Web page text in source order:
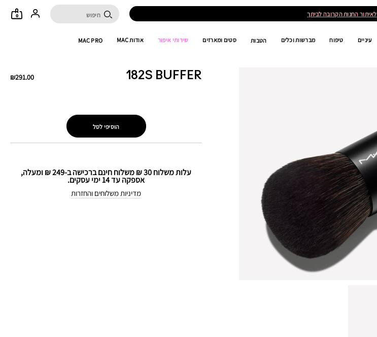
לאיתור החנות הקרובה לביתך 0
עיניים טיפוח מברשות וכלים הטבות סטים ומארזים שירותי איפור אודות MAC MAC PRO
182S BUFFER
₪291.00
הוסיפי לסל
עלות משלוח 30 ₪ משלוח חינם ברכישה ב-249 ₪ ומעלה,
אספקה עד 14 ימי עסקים.
מדיניות משלוחים והחזרות